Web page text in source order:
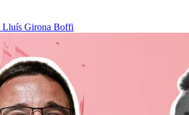
Lluís Girona Boffi